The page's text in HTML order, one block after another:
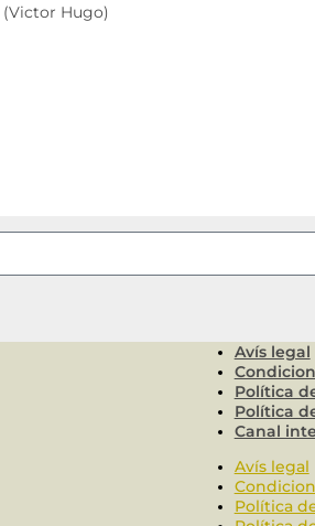
(Victor Hugo)
Avís legal
Política
Política
Canal
Avís legal
Política